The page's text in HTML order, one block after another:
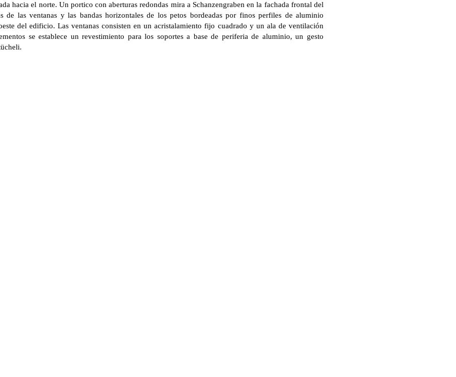
hacia el norte. Un portico con aberturas redondas mira a Schanzengraben en la fachada frontal del
de las ventanas y las bandas horizontales de los petos bordeadas por finos perfiles de aluminio
del edificio. Las ventanas consisten en un acristalamiento fijo cuadrado y un ala de ventilación
se establece un revestimiento para los soportes a base de periferia de aluminio, un gesto